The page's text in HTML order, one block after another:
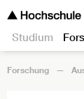
Studium
Forschung